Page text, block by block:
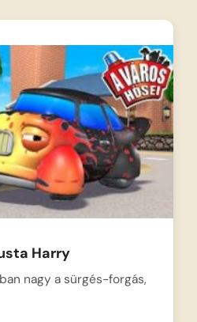
Harry
nagy a sürgés-forgás,